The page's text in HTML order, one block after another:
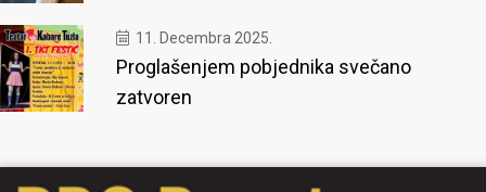
11. Decembra 2025.
Proglašenjem pobjednika svečano
zatvoren